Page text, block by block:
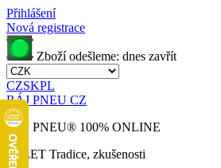
Přihlášení
Nová registrace
Zboží odešleme: dnes zavřít
CZSKPL
RÁJ PNEU CZ
RÁJ PNEU® 100% ONLINE
32 LET Tradice, zkušenosti